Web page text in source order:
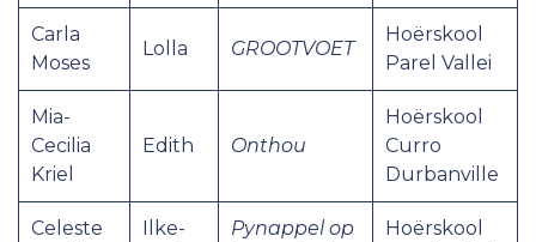
Carla
Moses
Lolla GROOTVOET
Hoërskool
Parel Vallei
Mia-
Cecilia
Kriel
Edith Onthou
Hoërskool
Curro
Durbanville
Celeste
Ilke-
Pynappel op
Hoërskool